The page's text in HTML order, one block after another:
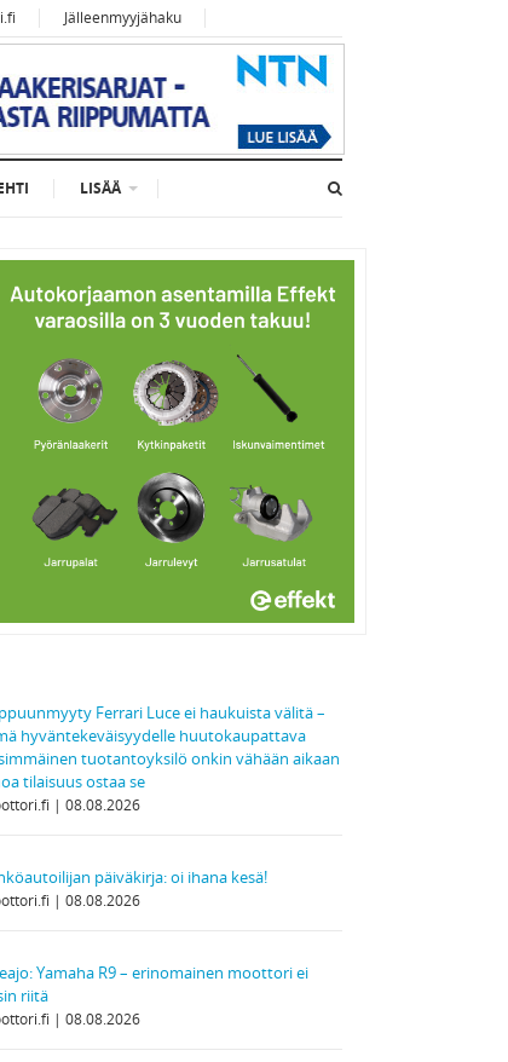
Jälleenmyyjähaku
LISÄÄ
Ferrari Luce ei haukuista välitä –
hyväntekeväisyydelle huutokaupattava
tuotantoyksilö onkin vähään aikaan
tilaisuus ostaa se
08.08.2026
päiväkirja: oi ihana kesä!
08.08.2026
Yamaha R9 – erinomainen moottori ei
riitä
08.08.2026